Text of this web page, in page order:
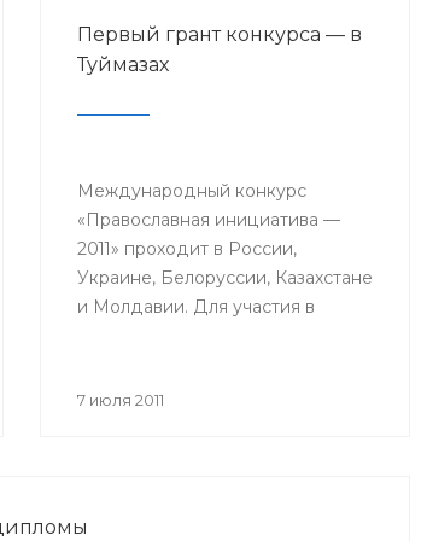
Первый грант конкурса — в
Туймазах
Международный конкурс
«Православная инициатива —
2011» проходит в России,
Украине, Белоруссии, Казахстане
и Молдавии. Для участия в
программ, с помощью которых
7 июля 2011